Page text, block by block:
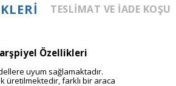
TESLIMAT VE İADE
Özellikleri
uyum sağlamaktadır.
üretilmektedir, farklı bir araca